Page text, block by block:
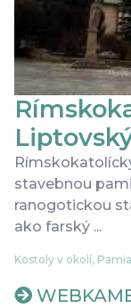
stavebnou
ranogotickou
ako farský ...
Kostoly v okolí,